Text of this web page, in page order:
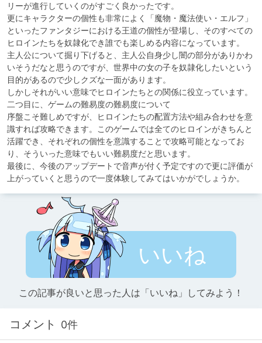
リーが進行していくのがすごく良かったです。
更にキャラクターの個性も非常によく「魔物・魔法使い・エルフ」
といったファンタジーにおける王道の個性が登場し、そのすべての
ヒロインたちを奴隷化でき誰でも楽しめる内容になっています。
主人公について掘り下げると、主人公自身少し闇の部分がありかわ
いそうだなと思うのですが、世界中の女の子を奴隷化したいという
目的があるので少しクズな一面があります。
しかしそれがいい意味でヒロインたちとの関係に役立っています。
二つ目に、ゲームの難易度の難易度について
序盤こそ難しめですが、ヒロインたちの配置方法や組み合わせを意
識すれば攻略できます。このゲームでは全てのヒロインがきちんと
活躍でき、それぞれの個性を意識することで攻略可能となってお
り、そういった意味でもいい難易度だと思います。
最後に、今後のアップデートで音声が付く予定ですので更に評価が
上がっていくと思うので一度体験してみてはいかがでしょうか。
いいね
この記事が良いと思った人は「いいね」してみよう！
コメント 0件